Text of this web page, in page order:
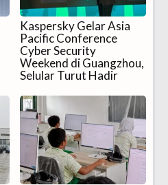
Kaspersky Gelar Asia
Pacific Conference
Cyber Security
Weekend di Guangzhou,
Selular Turut Hadir